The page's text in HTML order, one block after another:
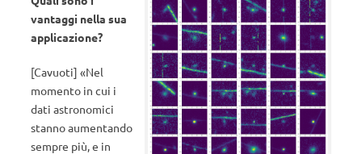
vantaggi nella sua
applicazione?
[Cavuoti] «Nel
momento in cui i
dati astronomici
stanno aumentando
sempre più, e in